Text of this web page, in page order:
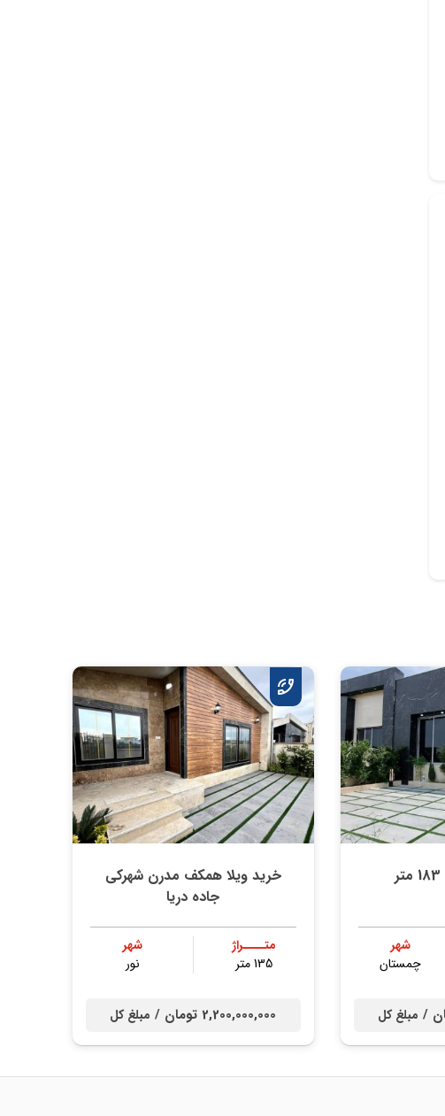
شهر
چمستان
مبلغ کل
خرید ویلا همکف مدرن شهرکی
جاده دریا
متــــراژ
135 متر
شهر
نور
2,200,000,000 تومان / مبلغ کل